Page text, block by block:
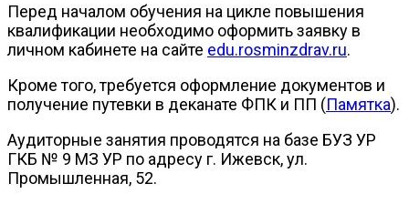
Перед началом обучения на цикле повышения
квалификации необходимо оформить заявку в
личном кабинете на сайте edu.rosminzdrav.ru.
Кроме того, требуется оформление документов и
получение путевки в деканате ФПК и ПП (Памятка).
Аудиторные занятия проводятся на базе БУЗ УР
ГКБ № 9 МЗ УР по адресу г. Ижевск, ул.
Промышленная, 52.